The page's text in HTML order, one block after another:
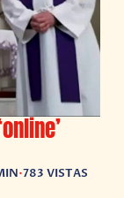
•783 VISTAS